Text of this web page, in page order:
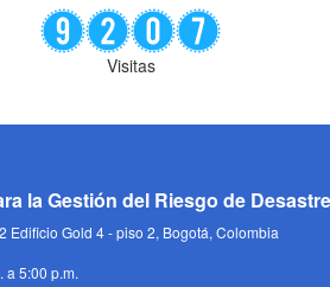
Visitas
la Gestión del Riesgo de
Edificio Gold 4 - piso 2, Bogotá, Colombia
a 5:00 p.m.